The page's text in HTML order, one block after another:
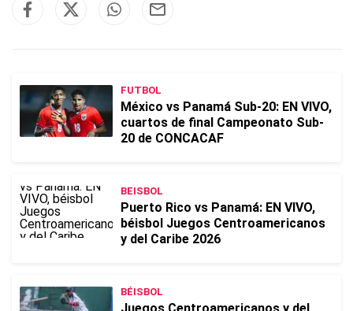
FUTBOL
México vs Panamá Sub-20: EN VIVO,
cuartos de final Campeonato Sub-
20 de CONCACAF
BEISBOL
Puerto Rico vs Panamá: EN VIVO,
béisbol Juegos Centroamericanos
y del Caribe 2026
BÉISBOL